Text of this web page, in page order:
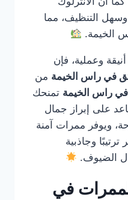
التنظيف، مما
الخيمة.
وعملية، فإن
في راس الخيمة من
في راس الخيمة تمنحك
على إبراز جمال
ويوفر ممرات آمنة
وجاذبية
الضيوف.
في